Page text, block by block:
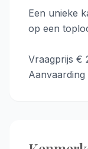
Een unieke
op een
Vraagprijs €